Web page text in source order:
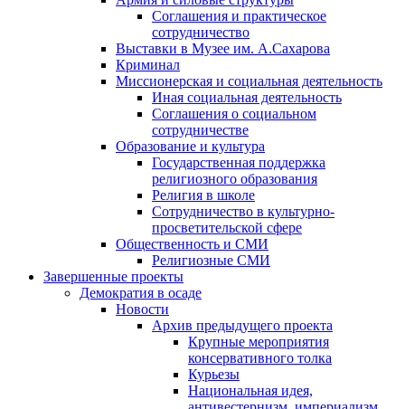
Соглашения и практическое
сотрудничество
Выставки в Музее им. А.Сахарова
Криминал
Миссионерская и социальная деятельность
Иная социальная деятельность
Соглашения о социальном
сотрудничестве
Образование и культура
Государственная поддержка
религиозного образования
Религия в школе
Сотрудничество в культурно-
просветительской сфере
Общественность и СМИ
Религиозные СМИ
Завершенные проекты
Демократия в осаде
Новости
Архив предыдущего проекта
Крупные мероприятия
консервативного толка
Курьезы
Национальная идея,